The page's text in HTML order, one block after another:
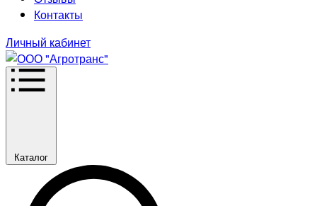
Контакты
Личный кабинет
Каталог